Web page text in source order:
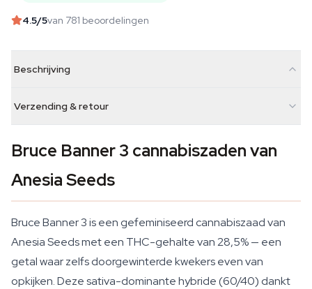
4.5/5van 781 beoordelingen
Beschrijving
Verzending & retour
Bruce Banner 3 cannabiszaden van
Anesia Seeds
Bruce Banner 3 is een gefeminiseerd cannabiszaad van
Anesia Seeds met een THC-gehalte van 28,5% — een
getal waar zelfs doorgewinterde kwekers even van
opkijken. Deze sativa-dominante hybride (60/40) dankt